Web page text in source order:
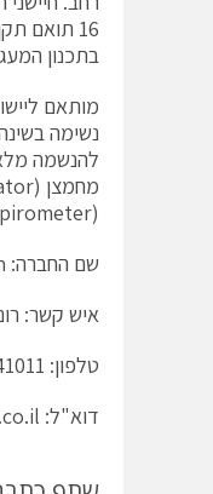
בתכנון
מותאם
להנשמה
(Spirometer).
שם החברה: Tritech
איש קשר:
טלפון: 050-4741011
דוא"ל: roni@tritech.co.il